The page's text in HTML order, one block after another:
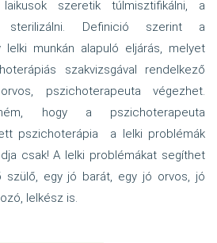
szeretik túlmisztifikálni, a
sterilizálni. Definició szerint a
lelki munkán alapuló eljárás, melyet
szakvizsgával rendelkező
pszichoterapeuta végezhet.
hogy a pszichoterapeuta
pszichoterápia a lelki problémák
csak! A lelki problémákat segíthet
szülő, egy jó barát, egy jó orvos, jó
lelkész is.